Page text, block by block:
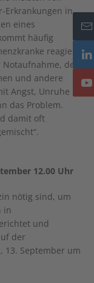
Erkrankungen in
eines
häufig
reagiert
den
und andere
Angst, Unruhe
das Problem.
damit oft
12.00 Uhr
nötig sind, um
in
und
der
13. September um